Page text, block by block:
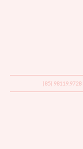
(85) 98119.9728